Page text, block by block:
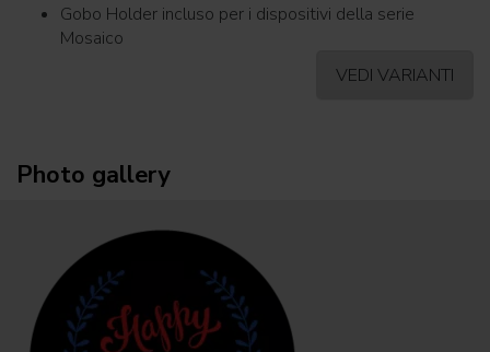
Gobo Holder incluso per i dispositivi della serie
Mosaico
VEDI VARIANTI
Photo gallery